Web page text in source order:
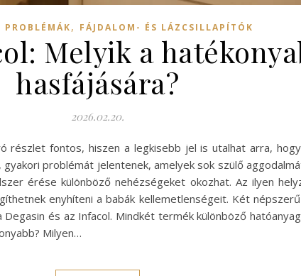
PROBLÉMÁK, FÁJDALOM- ÉS LÁZCSILLAPÍTÓK
Melyik a
hasfájására?
2026.02.20.
részlet fontos, hiszen a legkisebb jel is utalhat arra,
problémát jelentenek, amelyek sok szülő
érése különböző nehézségeket okozhat. Az ilyen
enyhíteni a babák kellemetlenségeit. Két
és az Infacol. Mindkét termék különböző
Milyen…